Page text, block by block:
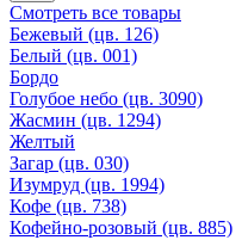
Смотреть все товары
Бежевый (цв. 126)
Белый (цв. 001)
Бордо
Голубое небо (цв. 3090)
Жасмин (цв. 1294)
Желтый
Загар (цв. 030)
Изумруд (цв. 1994)
Кофе (цв. 738)
Кофейно-розовый (цв. 885)